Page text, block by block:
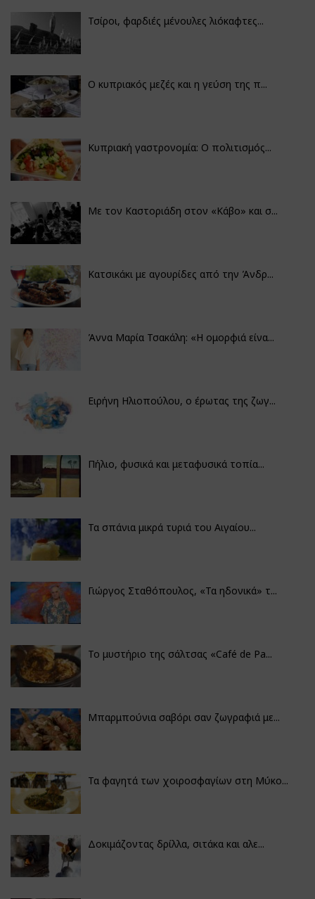
Τσίροι, φαρδιές μένουλες λιόκαφτες...
Ο κυπριακός μεζές και η γεύση της π...
Κυπριακή γαστρονομία: Ο πολιτισμός...
Με τον Καστοριάδη στον «Κάβο» και σ...
Κατσικάκι με αγουρίδες από την Άνδρ...
Άννα Μαρία Τσακάλη: «Η ομορφιά είνα...
Ειρήνη Ηλιοπούλου, ο έρωτας της ζωγ...
Πήλιο, φυσικά και μεταφυσικά τοπία...
Τα σπάνια μικρά τυριά του Αιγαίου...
Γιώργος Σταθόπουλος, «Τα ηδονικά» τ...
Το μυστήριο της σάλτσας «Café de Pa...
Μπαρμπούνια σαβόρι σαν ζωγραφιά με...
Τα φαγητά των χοιροσφαγίων στη Μύκο...
Δοκιμάζοντας δρίλλα, σιτάκα και αλε...